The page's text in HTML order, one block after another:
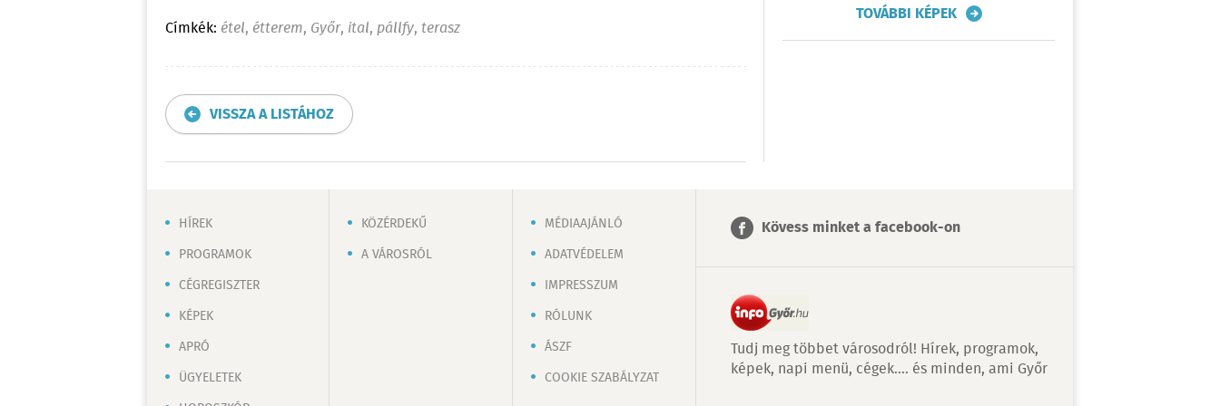
Címkék: étel, étterem, Győr, ital, pállfy, terasz
VISSZA A LISTÁHOZ
TOVÁBBI KÉPEK
HÍREK
PROGRAMOK
CÉGREGISZTER
KÉPEK
APRÓ
ÜGYELETEK
KÖZÉRDEKŰ
A VÁROSRÓL
MÉDIAAJÁNLÓ
ADATVÉDELEM
IMPRESSZUM
RÓLUNK
ÁSZF
COOKIE SZABÁLYZAT
Kövess minket a facebook-on
Tudj meg többet városodról! Hírek, programok,
képek, napi menü, cégek…. és minden, ami Győr